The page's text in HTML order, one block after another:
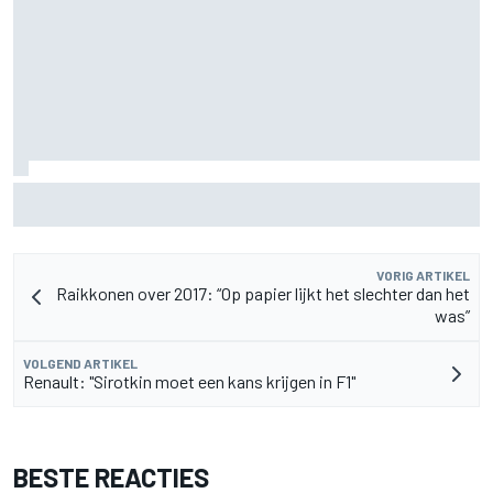
VORIG ARTIKEL
Raikkonen over 2017: “Op papier lijkt het slechter dan het
was”
VOLGEND ARTIKEL
Renault: "Sirotkin moet een kans krijgen in F1"
BESTE REACTIES